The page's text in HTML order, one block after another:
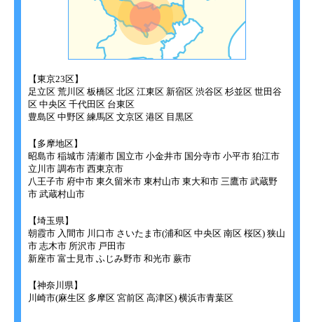
【東京23区】
足立区 荒川区 板橋区 北区 江東区 新宿区 渋谷区 杉並区 世田谷
区 中央区 千代田区 台東区
豊島区 中野区 練馬区 文京区 港区 目黒区
【多摩地区】
昭島市 稲城市 清瀬市 国立市 小金井市 国分寺市 小平市 狛江市
立川市 調布市 西東京市
八王子市 府中市 東久留米市 東村山市 東大和市 三鷹市 武蔵野
市 武蔵村山市
【埼玉県】
朝霞市 入間市 川口市 さいたま市(浦和区 中央区 南区 桜区) 狭山
市 志木市 所沢市 戸田市
新座市 富士見市 ふじみ野市 和光市 蕨市
【神奈川県】
川崎市(麻生区 多摩区 宮前区 高津区) 横浜市青葉区